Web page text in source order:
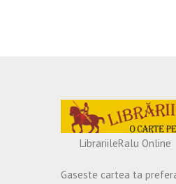
LibrariileRalu Online
Gaseste cartea ta